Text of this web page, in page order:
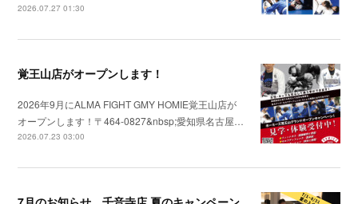
2026.07.27 01:30
覚王山店がオープンします！
2026年9月にALMA FIGHT GMY HOMIE覚王山店が
オープンします！〒464-0827&nbsp;愛知県名古屋…
2026.07.23 03:00